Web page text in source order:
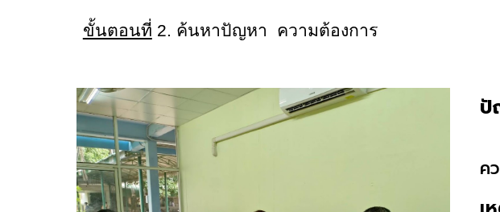
ขั้นตอนที่ 2. ค้นหาปัญหา ความต้องการ
ปั
ค